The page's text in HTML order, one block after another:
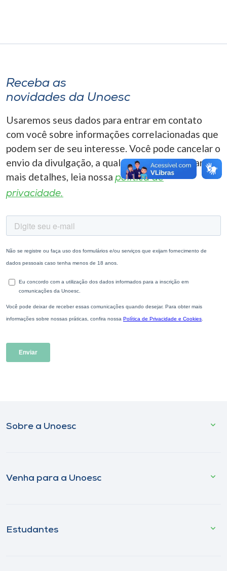
A-
Receba as
novidades da Unoesc
Usaremos seus dados para entrar em contato
com você sobre informações correlacionadas que
podem ser de seu interesse. Você pode cancelar o
envio da divulgação, a qualquer momento. Para
mais detalhes, leia nossa política de
privacidade.
Sobre a Unoesc
Venha para a Unoesc
Estudantes